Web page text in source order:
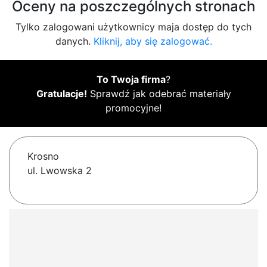
Oceny na poszczególnych stronach
Tylko zalogowani użytkownicy maja dostęp do tych
danych. Kliknij, aby się zalogować.
To Twoja firma?
Gratulacje! Sprawdź jak odebrać materiały
promocyjne!
Krosno
ul. Lwowska 2